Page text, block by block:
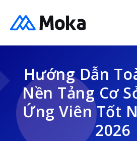
Hướng Dẫn
Nền Tảng Cơ
Ứng Viên Tốt
2026